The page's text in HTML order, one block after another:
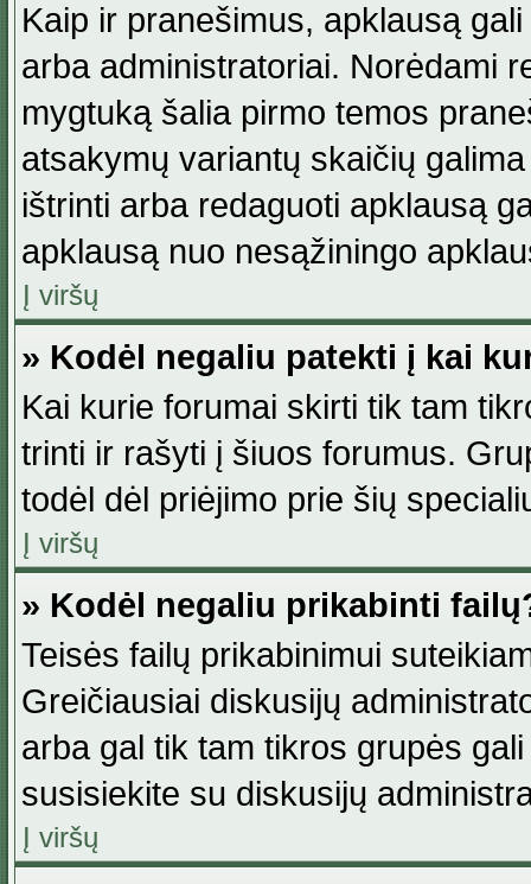
Kaip ir pranešimus, apklausą
arba administratoriai. Norėdami
mygtuką šalia pirmo temos
atsakymų variantų skaičių
ištrinti arba redaguoti apklausą
apklausą nuo nesąžiningo
Į viršų
» Kodėl negaliu patekti į kai
Kai kurie forumai skirti tik tam
trinti ir rašyti į šiuos forumus.
todėl dėl priėjimo prie šių
Į viršų
» Kodėl negaliu prikabinti
Teisės failų prikabinimui
Greičiausiai diskusijų
arba gal tik tam tikros grupės
susisiekite su diskusijų
Į viršų